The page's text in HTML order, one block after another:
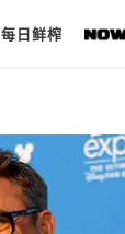
每日鲜榨